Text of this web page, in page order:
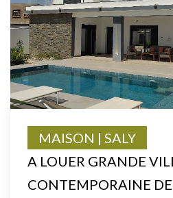
A LOUER GRANDE
CONTEMPORAINE
MAISON | SALY